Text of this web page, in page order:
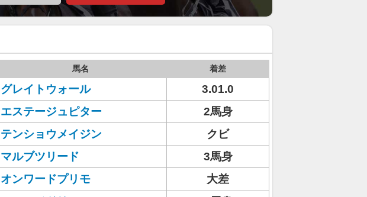
馬名 着差
グレイトウォール
3.01.0
エステージュピター
2馬身
テンショウメイジン
クビ
マルブツリード
3馬身
オンワードプリモ
大差